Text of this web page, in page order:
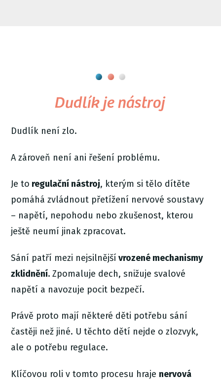
Dudlík je nástroj
Dudlík není zlo.
A zároveň není ani řešení problému.
Je to regulační nástroj, kterým si tělo dítěte
pomáhá zvládnout přetížení nervové soustavy
– napětí, nepohodu nebo zkušenost, kterou
ještě neumí jinak zpracovat.
Sání patří mezi nejsilnější vrozené mechanismy
zklidnění. Zpomaluje dech, snižuje svalové
napětí a navozuje pocit bezpečí.
Právě proto mají některé děti potřebu sání
častěji než jiné. U těchto dětí nejde o zlozvyk,
ale o potřebu regulace.
Klíčovou roli v tomto procesu hraje nervová